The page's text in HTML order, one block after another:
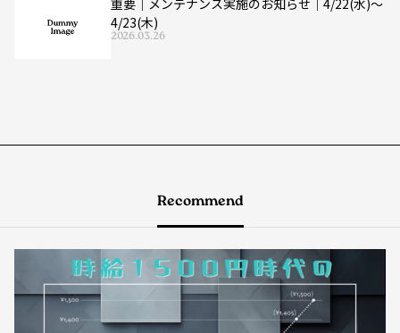
重要｜メンテナンス実施のお知らせ｜4/22(水)〜
4/23(木)
2026.03.26
Recommend